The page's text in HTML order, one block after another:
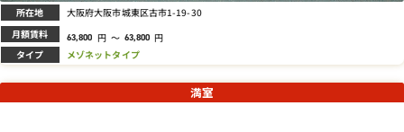
所在地 大阪府大阪市城東区古市1-19-30
月額賃料 63,800 円 ～ 63,800 円
タイプ メゾネットタイプ
満室